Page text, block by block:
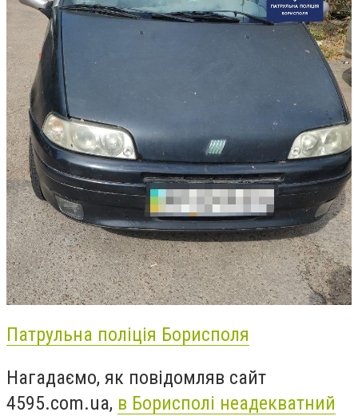
Патрульна поліція Борисполя
Нагадаємо, як повідомляв сайт
4595.com.ua, в Борисполі неадекватний